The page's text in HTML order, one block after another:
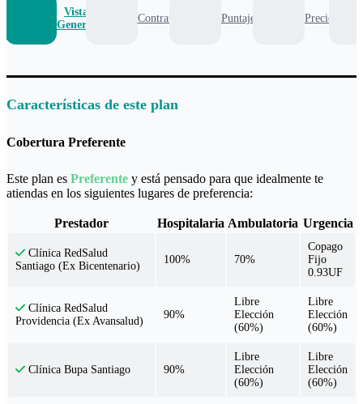
Vista
General
Contrato Puntaje Precio
Características de este plan
Cobertura Preferente
Este plan es Preferente y está pensado para que idealmente te
atiendas en los siguientes lugares de preferencia:
Prestador Hospitalaria Ambulatoria Urgencia
Clínica RedSalud
Santiago (Ex Bicentenario)
100% 70%
Copago
Fijo
0.93UF
Clínica RedSalud
Providencia (Ex Avansalud)
90%
Libre
Elección
(60%)
Libre
Elección
(60%)
Clínica Bupa Santiago 90%
Libre
Elección
(60%)
Libre
Elección
(60%)